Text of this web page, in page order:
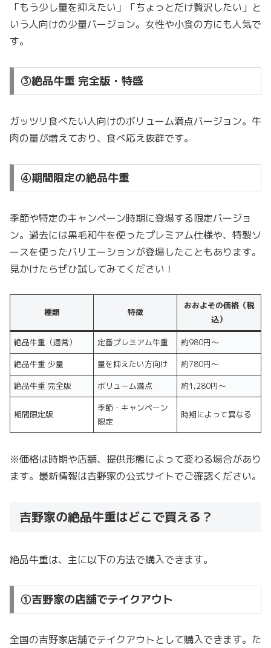
「もう少し量を抑えたい」「ちょっとだけ贅沢したい」と
いう人向けの少量バージョン。女性や小食の方にも人気で
す。
③絶品牛重 完全版・特盛
ガッツリ食べたい人向けのボリューム満点バージョン。牛
肉の量が増えており、食べ応え抜群です。
④期間限定の絶品牛重
季節や特定のキャンペーン時期に登場する限定バージョ
ン。過去には黒毛和牛を使ったプレミアム仕様や、特製ソ
ースを使ったバリエーションが登場したこともあります。
見かけたらぜひ試してみてください！
種類 特徴
おおよその価格（税
込）
絶品牛重（通常） 定番プレミアム牛重
約980円〜
絶品牛重 少量
量を抑えたい方向け
約780円〜
絶品牛重 完全版
ボリューム満点 約1,280円〜
期間限定版
季節・キャンペーン
限定
時期によって異なる
※価格は時期や店舗、提供形態によって変わる場合があり
ます。最新情報は吉野家の公式サイトでご確認ください。
吉野家の絶品牛重はどこで買える？
絶品牛重は、主に以下の方法で購入できます。
①吉野家の店舗でテイクアウト
全国の吉野家店舗でテイクアウトとして購入できます。た